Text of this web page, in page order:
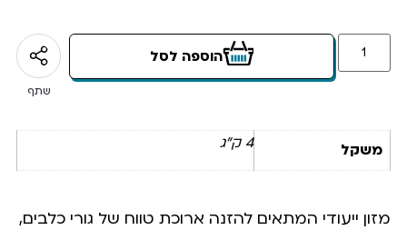
הוספה לסל
שתף
משקל 4 ק"ג
מזון ייעודי המתאים להזנה ארוכת טווח של גורי כלבים,